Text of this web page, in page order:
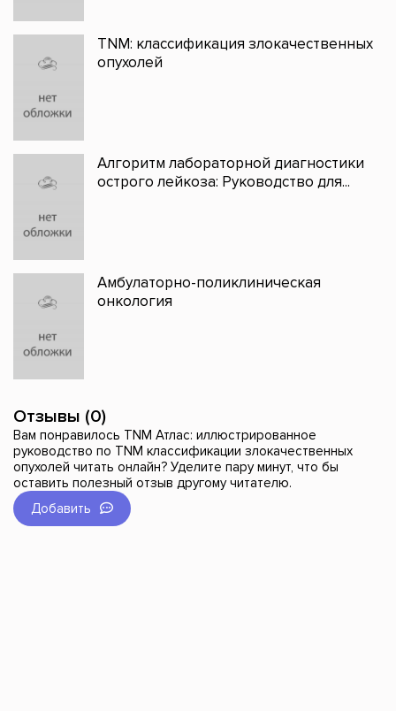
TNM: классификация злокачественных
опухолей
Алгоритм лабораторной диагностики
острого лейкоза: Руководство для...
Амбулаторно-поликлиническая
онкология
Отзывы (0)
Вам понравилось TNM Атлас: иллюстрированное
руководство по TNM классификации злокачественных
опухолей читать онлайн? Уделите пару минут, что бы
оставить полезный отзыв другому читателю.
Добавить